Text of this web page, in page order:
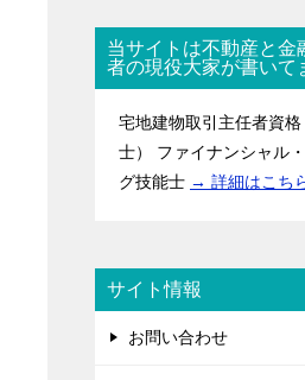
当サイトは不動産と金
者の現役大家が書いて
宅地建物取引主任者資
士） ファイナンシャル
グ技能士 → 詳細はこち
サイト情報
お問い合わせ